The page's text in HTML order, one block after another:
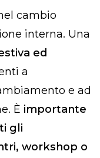
cambio
interna. Una
ed
a
e ad
È importante
gli
workshop o